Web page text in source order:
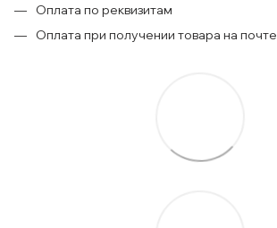
Оплата по реквизитам
Оплата при получении товара на почте